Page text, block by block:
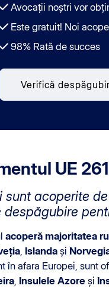
Avocații noștri vor
Este gratuit! Noi
98% Rată de succes
Verifică
UE
sunt acoperite
despăgubire
acoperă majoritatea
, Islanda și
în afara Europei, sunt
, Insulele Azore și